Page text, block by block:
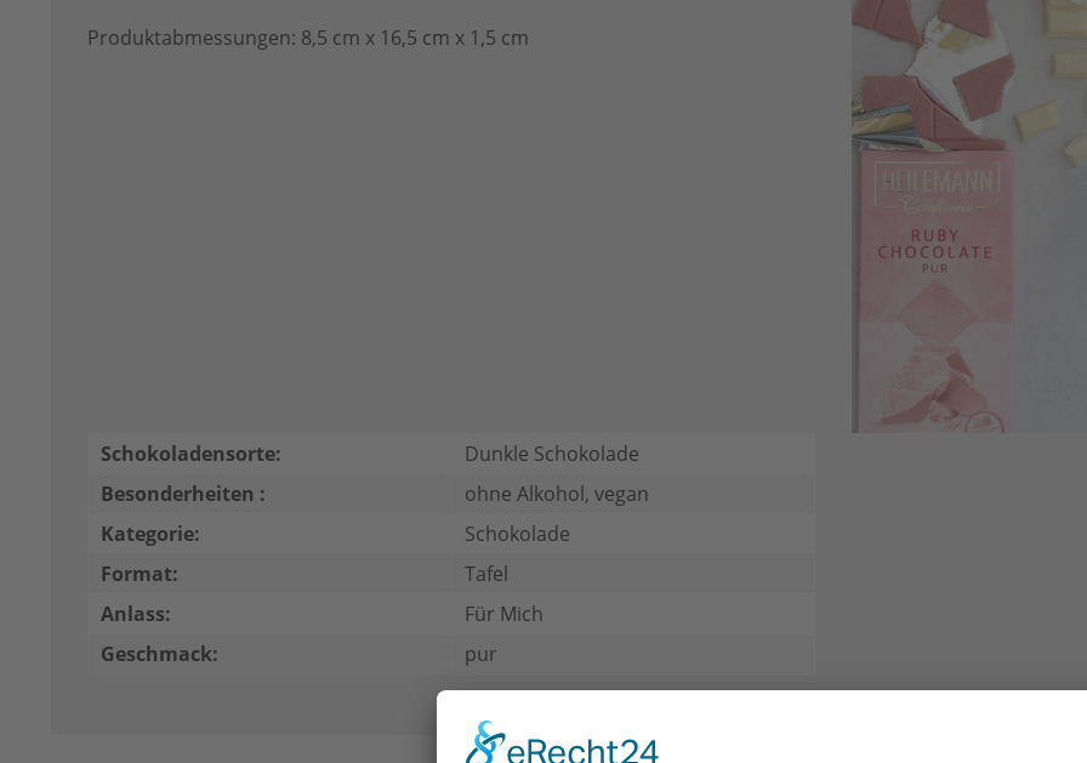
Produktabmessungen: 8,5 cm x 16,5 cm x 1,5 cm
Schokoladensorte:
Dunkle Schokolade
Besonderheiten :
ohne Alkohol, vegan
Kategorie:
Schokolade
Format:
Tafel
Anlass:
Für Mich
Geschmack:
pur